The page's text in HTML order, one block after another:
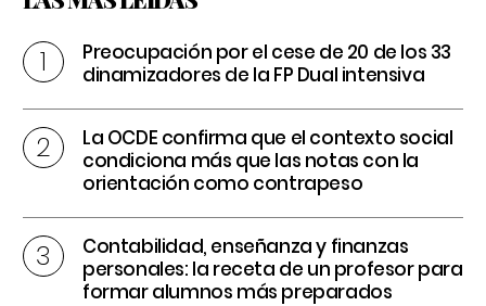
Preocupación por el cese de 20 de los 33
dinamizadores de la FP Dual intensiva
La OCDE confirma que el contexto social
condiciona más que las notas con la
orientación como contrapeso
Contabilidad, enseñanza y finanzas
personales: la receta de un profesor para
formar alumnos más preparados